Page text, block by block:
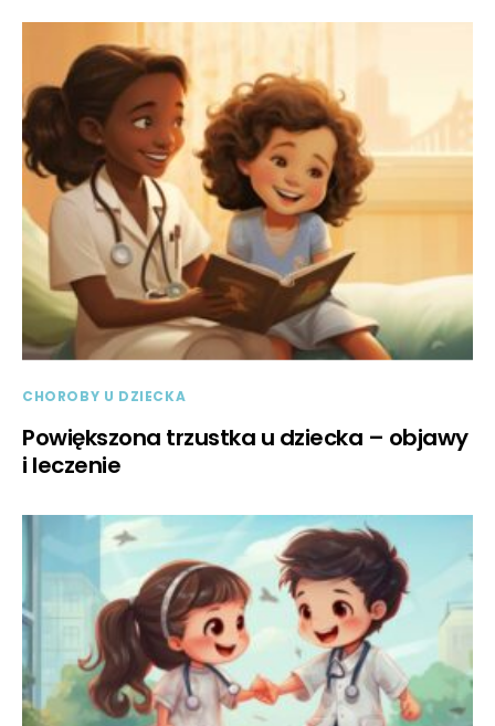
CHOROBY U DZIECKA
Powiększona trzustka u dziecka – objawy
i leczenie